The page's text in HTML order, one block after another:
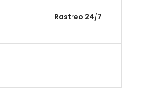
Rastreo 24/7